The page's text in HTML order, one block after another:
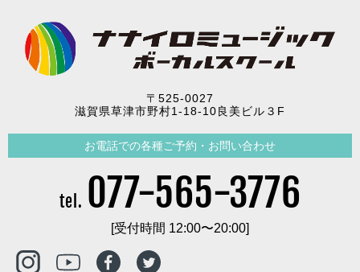
〒525-0027
滋賀県草津市野村1-18-10良美ビル３F
お電話での各種ご予約・お問い合わせ
tel. 077-565-3776
[受付時間 12:00〜20:00]